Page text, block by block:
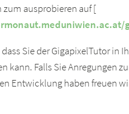
zum ausprobieren auf [
Sie der GigapixelTutor in
kann. Falls Sie Anregungen
Entwicklung haben freuen